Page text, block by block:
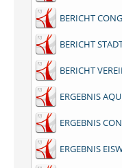
BERICHT
BERICHT
BERICHT
ERGEBNIS
ERGEBNIS
ERGEBNIS